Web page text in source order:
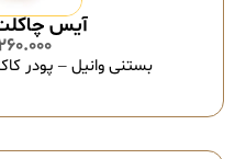
آیس
بستنی وانیل – پودر